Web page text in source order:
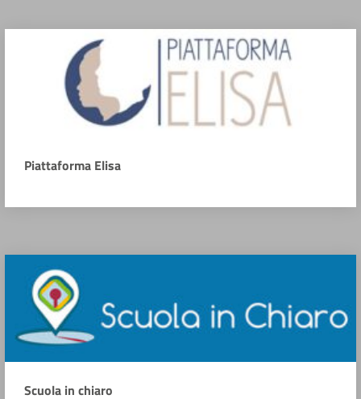
Piattaforma Elisa
Scuola in chiaro